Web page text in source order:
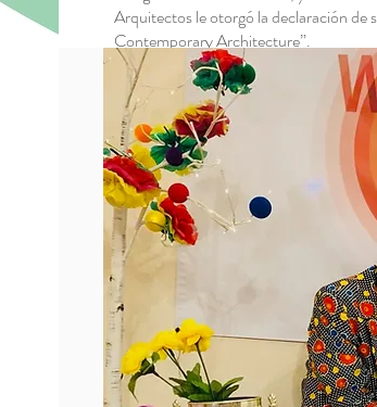
Arquitectos le otorgó la declaración de
Contemporary Architecture”.